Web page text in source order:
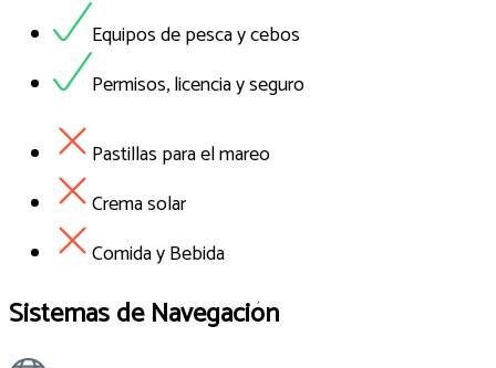
Equipos de pesca y cebos
Permisos, licencia y seguro
Pastillas para el mareo
Crema solar
Comida y Bebida
Sistemas de Navegación